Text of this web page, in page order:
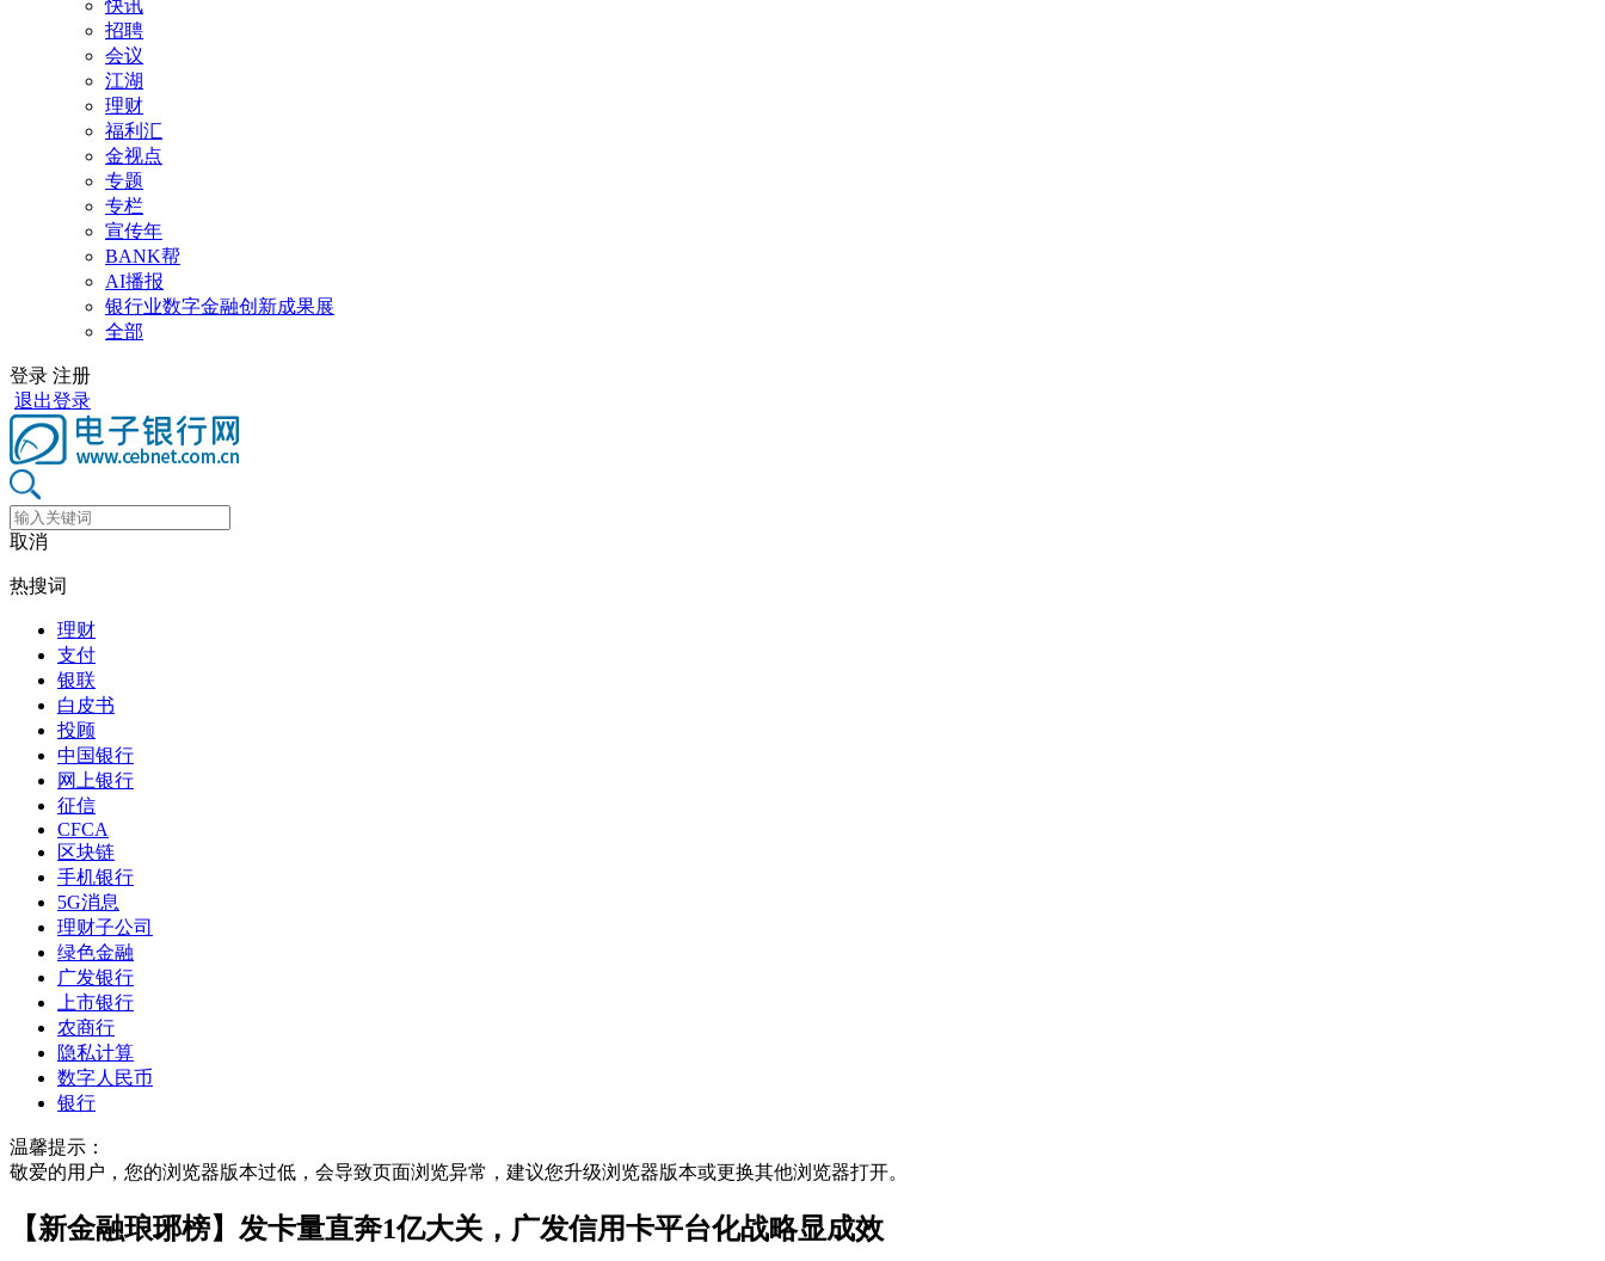
快讯
招聘
会议
江湖
理财
福利汇
金视点
专题
专栏
宣传年
BANK帮
AI播报
银行业数字金融创新成果展
全部
登录 注册
退出登录
取消
热搜词
理财
支付
银联
白皮书
投顾
中国银行
网上银行
征信
CFCA
区块链
手机银行
5G消息
理财子公司
绿色金融
广发银行
上市银行
农商行
隐私计算
数字人民币
银行
温馨提示：
敬爱的用户，您的浏览器版本过低，会导致页面浏览异常，建议您升级浏览器版本或更换其他浏览器打开。
【新金融琅琊榜】发卡量直奔1亿大关，广发信用卡平台化战略显成效